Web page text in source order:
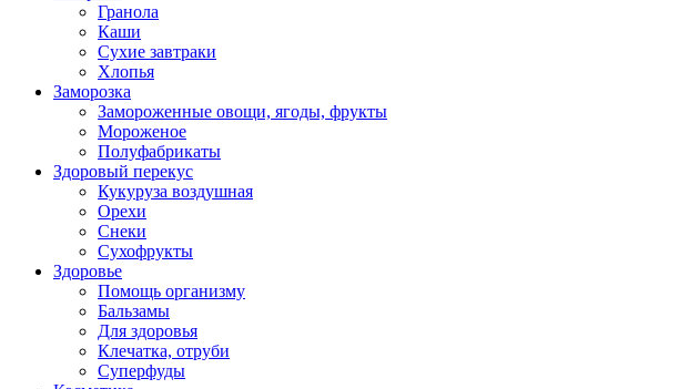
Гранола
Каши
Сухие завтраки
Хлопья
Заморозка
Замороженные овощи, ягоды, фрукты
Мороженое
Полуфабрикаты
Здоровый перекус
Кукуруза воздушная
Орехи
Снеки
Сухофрукты
Здоровье
Помощь организму
Бальзамы
Для здоровья
Клечатка, отруби
Суперфуды